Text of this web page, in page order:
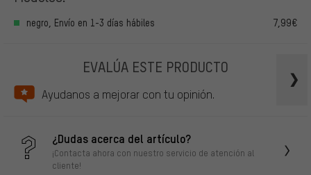
negro, Envío en 1-3 días hábiles 7,99€
EVALÚA ESTE PRODUCTO
Ayudanos a mejorar con tu opinión.
¿Dudas acerca del artículo?
¡Contacta ahora con nuestro servicio de atención al
cliente!